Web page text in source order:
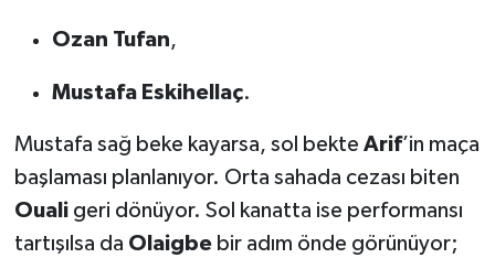
Ozan Tufan,
Mustafa Eskihellaç.
Mustafa sağ beke kayarsa, sol bekte Arif’in maça
başlaması planlanıyor. Orta sahada cezası biten
Oualigeri dönüyor. Sol kanatta ise performansı
tartışılsa da Olaigbebir adım önde görünüyor;
Bisiklet
Boks
Güreş
Halter